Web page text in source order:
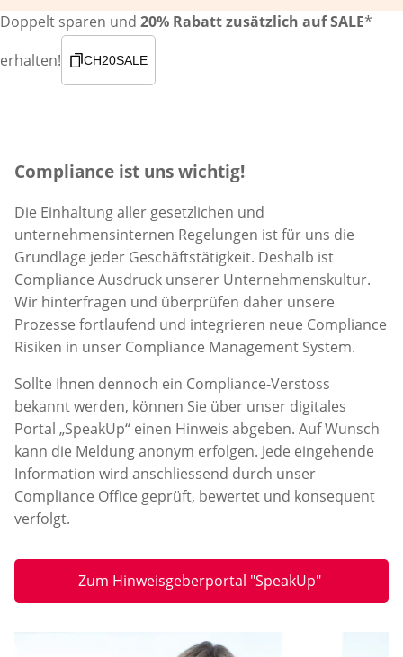
Doppelt sparen und 20% Rabatt zusätzlich auf SALE*
erhalten!
CH20SALE
Compliance ist uns wichtig!
Die Einhaltung aller gesetzlichen und
unternehmensinternen Regelungen ist für uns die
Grundlage jeder Geschäftstätigkeit. Deshalb ist
Compliance Ausdruck unserer Unternehmenskultur.
Wir hinterfragen und überprüfen daher unsere
Prozesse fortlaufend und integrieren neue Compliance
Risiken in unser Compliance Management System.
Sollte Ihnen dennoch ein Compliance-Verstoss
bekannt werden, können Sie über unser digitales
Portal „SpeakUp“ einen Hinweis abgeben. Auf Wunsch
kann die Meldung anonym erfolgen. Jede eingehende
Information wird anschliessend durch unser
Compliance Office geprüft, bewertet und konsequent
verfolgt.
Zum Hinweisgeberportal "SpeakUp"
Öffnet in neuem Fenster